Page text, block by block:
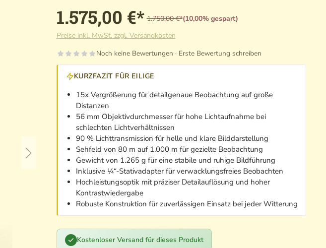
1.575,00 €* 1.750,00 €*(10,00% gespart)
Preise inkl. MwSt. zzgl. Versandkosten
Noch keine Bewertungen · Erste Bewertung schreiben
KURZFAZIT FÜR EILIGE
15x Vergrößerung für detailgenaue Beobachtung auf große
Distanzen
56 mm Objektivdurchmesser für hohe Lichtaufnahme bei
schlechten Lichtverhältnissen
90 % Lichttransmission für helle und klare Bilddarstellung
Sehfeld von 80 m auf 1.000 m für gezielte Beobachtung
Gewicht von 1.265 g für eine stabile und ruhige Bildführung
Inklusive ¼“-Stativadapter für verwacklungsfreies Beobachten
Hochleistungsoptik mit präziser Detailauflösung und hoher
Kontrastwiedergabe
Robuste Konstruktion für zuverlässigen Einsatz bei jeder Witterung
Kostenloser Versand für dieses Produkt